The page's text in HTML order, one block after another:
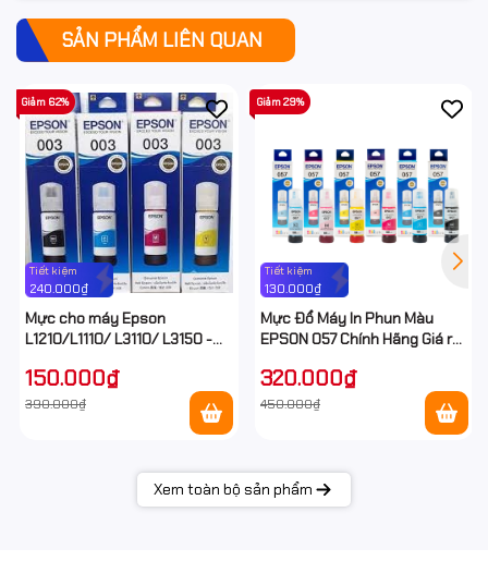
SẢN PHẨM LIÊN QUAN
Tiết kiệm
240.000₫
Giảm 62%
Mực cho máy Epson
L1210/L1110/ L3110/ L3150 -
150.000₫
390.000₫
Tiết kiệm
130.000₫
Giảm 29%
Mực Đổ Máy In Phun Màu
EPSON 057 Chính Hãng Giá rẻ
320.000₫
450.000₫
Xem toàn bộ sản phẩm